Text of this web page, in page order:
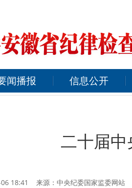
闻播报 信息公开
二十届
18:41 来源： 中央纪委国家监委网站